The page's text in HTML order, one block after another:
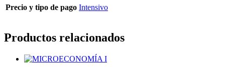
Precio y tipo de pago Intensivo
Productos relacionados